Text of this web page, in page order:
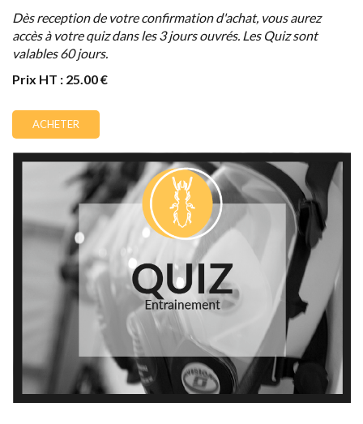
Dès reception de votre confirmation d'achat, vous aurez
accès à votre quiz dans les 3 jours ouvrés. Les Quiz sont
valables 60 jours.
Prix HT : 25.00 €
ACHETER